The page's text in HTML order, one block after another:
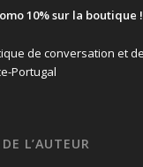
10% sur la boutique !
L’AUTEUR